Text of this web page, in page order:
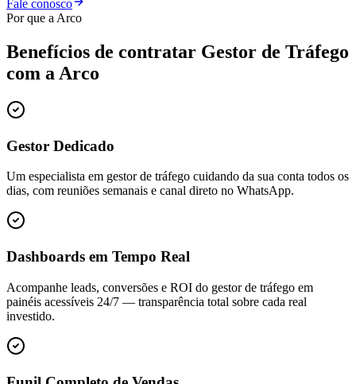
Fale conosco
Por que a Arco
Benefícios de contratar Gestor de Tráfego
com a Arco
Gestor Dedicado
Um especialista em gestor de tráfego cuidando da sua conta todos os
dias, com reuniões semanais e canal direto no WhatsApp.
Dashboards em Tempo Real
Acompanhe leads, conversões e ROI do gestor de tráfego em
painéis acessíveis 24/7 — transparência total sobre cada real
investido.